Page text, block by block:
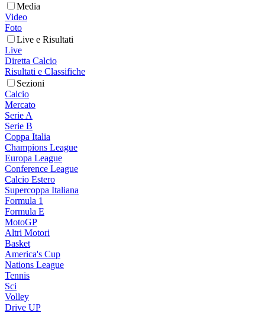
Media
Video
Foto
Live e Risultati
Live
Diretta Calcio
Risultati e Classifiche
Sezioni
Calcio
Mercato
Serie A
Serie B
Coppa Italia
Champions League
Europa League
Conference League
Calcio Estero
Supercoppa Italiana
Formula 1
Formula E
MotoGP
Altri Motori
Basket
America's Cup
Nations League
Tennis
Sci
Volley
Drive UP